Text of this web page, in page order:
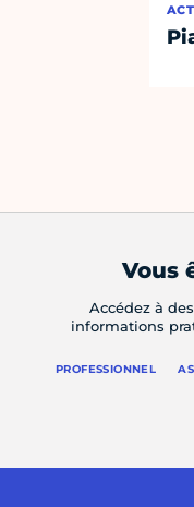
Vous
Accédez à
informations
PROFESSIONNEL